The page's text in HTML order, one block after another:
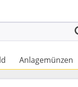
Anlagemünzen